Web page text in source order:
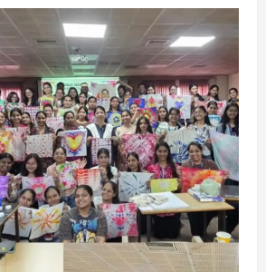
EDUCATION छत्तीसगढ़ राज्य लाइफ स्टाइल
मैक में इंटीरियर डिजाइन विभाग ने मनाया
राष्ट्रीय हथकरघा दिवस
August 7, 2026